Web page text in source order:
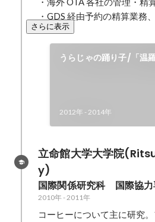
・GDS 経由予約の精算業務
さらに表示
うらじゃの踊り子/「温
2012年 -2014年
立命館大学大学院
y)
国際関係研究科　国際協
2010年-2011年
コーヒーについて主に研究